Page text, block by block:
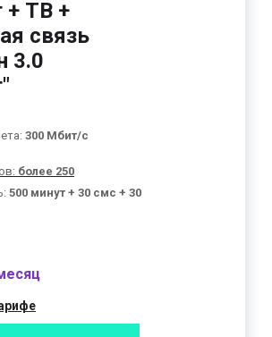
+ ТВ +
связь
3.0
300 Мбит/с
более 250
500 минут + 30 смс + 30